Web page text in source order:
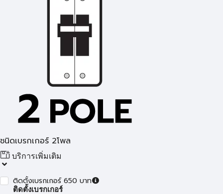
ชนิดเบรกเกอร์ 2โพล
บริการเพิ่มเติม
ติดตั้งเบรกเกอร์ 650 บาท
ติดตั้งเบรกเกอร์